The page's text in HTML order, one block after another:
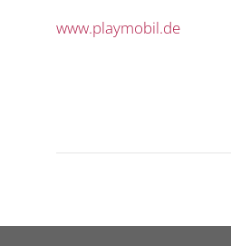
www.playmobil.de